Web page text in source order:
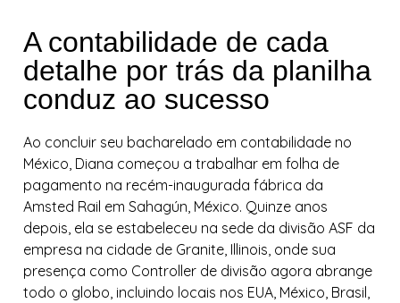
A contabilidade de cada
detalhe por trás da planilha
conduz ao sucesso
Ao concluir seu bacharelado em contabilidade no
México, Diana começou a trabalhar em folha de
pagamento na recém-inaugurada fábrica da
Amsted Rail em Sahagún, México. Quinze anos
depois, ela se estabeleceu na sede da divisão ASF da
empresa na cidade de Granite, Illinois, onde sua
presença como Controller de divisão agora abrange
todo o globo, incluindo locais nos EUA, México, Brasil,